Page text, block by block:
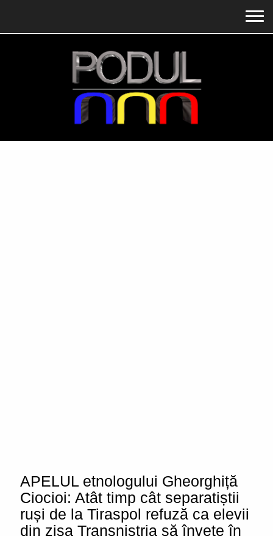
APELUL etnologului Gheorghiță
Ciocioi: Atât timp cât separatiștii
ruși de la Tiraspol refuză ca elevii
din zisa Transnistria să învețe în